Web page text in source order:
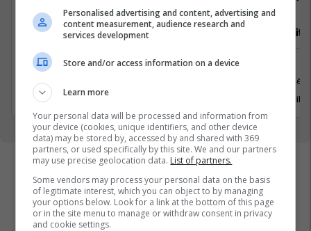
Vozitës B
Logjistikë
Pejë
12 Korrik 2026
Video
Prishtinë
20 Korrik
Personalised advertising and content, advertising and
content measurement, audience research and
services development
Store and/or access information on a device
Learn more
Your personal data will be processed and information from
your device (cookies, unique identifiers, and other device
data) may be stored by, accessed by and shared with 369
partners, or used specifically by this site. We and our partners
may use precise geolocation data. List of partners.
Some vendors may process your personal data on the basis
of legitimate interest, which you can object to by managing
your options below. Look for a link at the bottom of this page
or in the site menu to manage or withdraw consent in privacy
and cookie settings.